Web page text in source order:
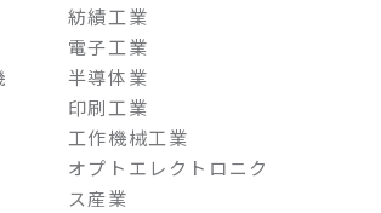
紡績工業
電子工業
半導体業
印刷工業
工作機械工業
オプトエレクトロニク
ス産業